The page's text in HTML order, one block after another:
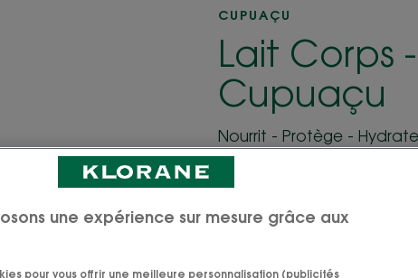
CUPUAÇU
Lait Corps
Cupuaçu
Nourrit - Protège - Hydrate
Au beurre de Cupuaçu BIO,
Cupuaçu prend soin des
en les nourrissant
une expérience sur mesure grâce aux
pour vous offrir une meilleure personnalisation (publicités